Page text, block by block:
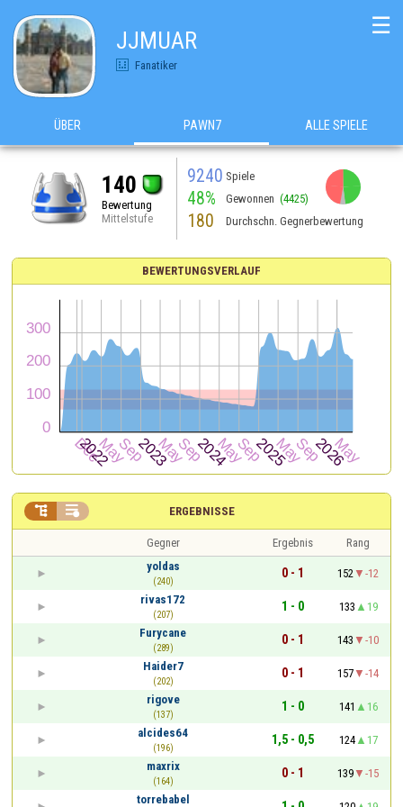
JJMUAR
Fanatiker
☰
ÜBER PAWN7 ALLE SPIELE
140
Bewertung
Mittelstufe
9240 Spiele
48% Gewonnen (4425)
180 Durchschn. Gegnerbewertung
BEWERTUNGSVERLAUF
ERGEBNISSE
 
Gegner Ergebnis
Rang
yoldas
(240)
0 - 1 152
-12
rivas172
(207)
1 - 0 133
19
Furycane
(289)
0 - 1 143
-10
Haider7
(202)
0 - 1 157
-14
rigove
(137)
1 - 0 141
16
alcides64
(196)
1,5 - 0,5 124
17
maxrix
(164)
0 - 1 139
-15
torrebabel